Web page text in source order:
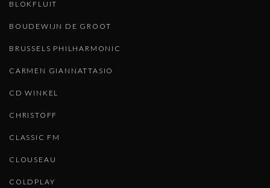
BLOKFLUIT
BOUDEWIJN DE GROOT
BRUSSELS PHILHARMONIC
CARMEN GIANNATTASIO
CD WINKEL
CHRISTOFF
CLASSIC FM
CLOUSEAU
COLDPLAY